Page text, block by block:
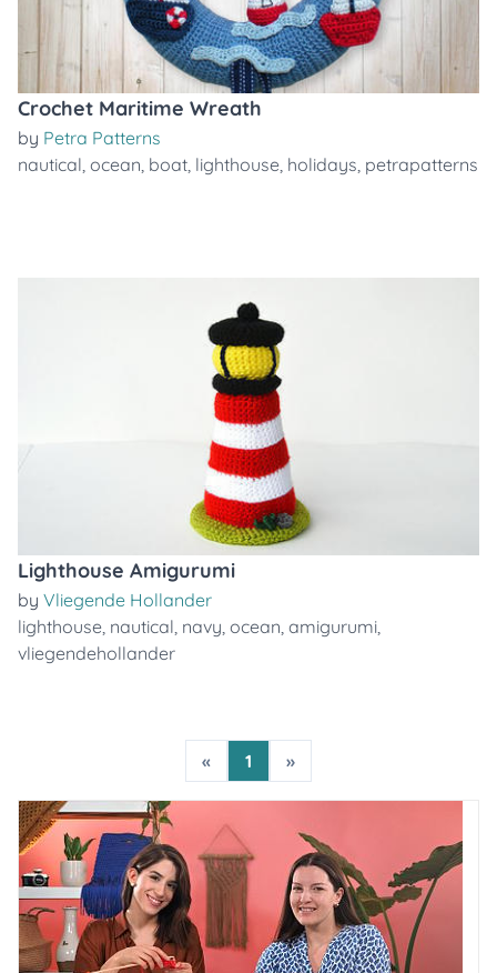
Crochet Maritime Wreath
by Petra Patterns
nautical, ocean, boat, lighthouse, holidays, petrapatterns
Lighthouse Amigurumi
by Vliegende Hollander
lighthouse, nautical, navy, ocean, amigurumi,
vliegendehollander
« 1 »